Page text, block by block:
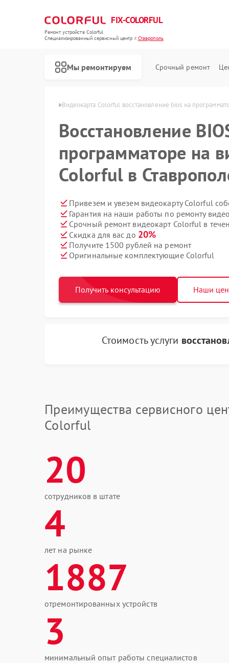
FIX-COLORFUL
Ремонт устройств Colorful
Специализированный cервисный центр г.Ставрополь
Мы ремонтируем Срочный ремонт
Видеокарта Colorful восстановление bios на
Восстановление
программаторе на
Colorful в
Привезем и увезем видеокарту Colorful
Гарантия на наши работы по ремонту
Срочный ремонт видеокарт Colorful в
Скидка для вас до 20%
Получите 1500 рублей на ремонт
Оригинальные комплектующие Colorful
Получить консультацию Наши
Стоимость услуги
Преимущества сервисного
Colorful
20
сотрудников в штате
4
лет на рынке
1887
отремонтированных устройств
3
минимальный опыт работы специалистов